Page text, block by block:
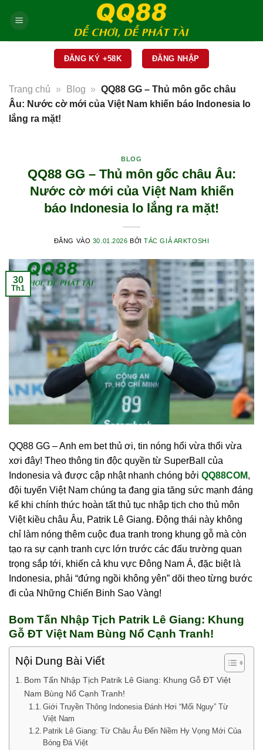
ĐĂNG KÝ +58K ĐĂNG NHẬP
Trang chủ » Blog » QQ88 GG – Thủ môn gốc châu
Âu: Nước cờ mới của Việt Nam khiến báo Indonesia lo
lắng ra mặt!
BLOG
QQ88 GG – Thủ môn gốc châu Âu:
Nước cờ mới của Việt Nam khiến
báo Indonesia lo lắng ra mặt!
ĐĂNG VÀO 30.01.2026 BỞITÁC GIẢ ARKTOSHI
30
Th1
QQ88 GG – Anh em bet thủ ơi, tin nóng hổi vừa thổi vừa
xơi đây! Theo thông tin độc quyền từ SuperBall của
Indonesia và được cập nhật nhanh chóng bởi QQ88COM,
đội tuyển Việt Nam chúng ta đang gia tăng sức mạnh đáng
kể khi chính thức hoàn tất thủ tục nhập tịch cho thủ môn
Việt kiều châu Âu, Patrik Lê Giang. Động thái này không
chỉ làm nóng thêm cuộc đua tranh trong khung gỗ mà còn
tạo ra sự cạnh tranh cực lớn trước các đấu trường quan
trọng sắp tới, khiến cả khu vực Đông Nam Á, đặc biệt là
Indonesia, phải “đứng ngồi không yên” dõi theo từng bước
đi của Những Chiến Binh Sao Vàng!
Bom Tấn Nhập Tịch Patrik Lê Giang: Khung
Gỗ ĐT Việt Nam Bùng Nổ Cạnh Tranh!
Nội Dung Bài Viết
Bom Tấn Nhập Tịch Patrik Lê Giang: Khung Gỗ ĐT Việt
Nam Bùng Nổ Cạnh Tranh!
Giới Truyền Thông Indonesia Đánh Hơi “Mối Nguy” Từ
Việt Nam
Patrik Lê Giang: Từ Châu Âu Đến Niềm Hy Vọng Mới Của
Bóng Đá Việt